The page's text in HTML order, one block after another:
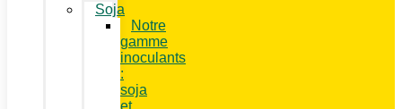
Soja
Notre
gamme
inoculants
:
soja
et